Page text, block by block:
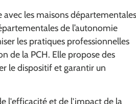
les maisons départementales
de l’autonomie
les pratiques professionnelles
de la PCH. Elle propose des
le dispositif et garantir un
l'efficacité et de l'impact de la